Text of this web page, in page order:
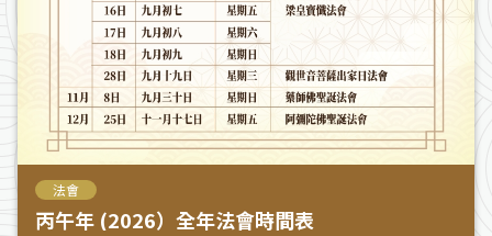
法會
丙午年 (2026）全年法會時間表